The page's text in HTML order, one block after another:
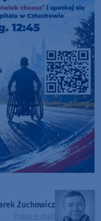
Żuchowicz
Pokaż e-mail